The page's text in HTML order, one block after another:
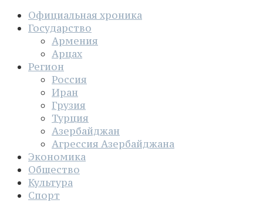
Официальная хроника
Государство
Армения
Арцах
Регион
Россия
Иран
Грузия
Турция
Азербайджан
Агрессия Азербайджана
Экономика
Общество
Культура
Спорт